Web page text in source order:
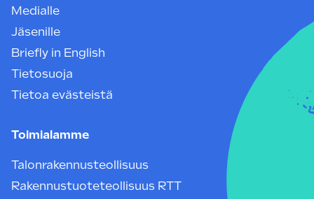
Medialle
Jäsenille
Briefly in English
Tietosuoja
Tietoa evästeistä
Toimialamme
Talonrakennusteollisuus
Rakennustuoteteollisuus RTT